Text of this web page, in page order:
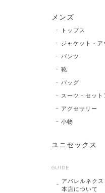
メンズ
トップス
ジャケット・ア
パンツ
靴
バッグ
スーツ・セット
アクセサリー
小物
ユニセックス
GUIDE
アパレルネク
本店について